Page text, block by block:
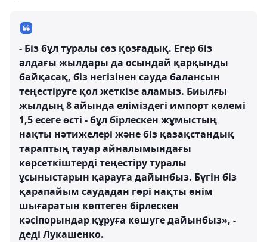
- Біз бұл туралы сөз қозғадық. Егер біз
алдағы жылдары да осындай қарқынды
байқасақ, біз негізінен сауда балансын
теңестіруге қол жеткізе аламыз. Биылғы
жылдың 8 айында еліміздегі импорт көлемі
1,5 есеге өсті - бұл бірлескен жұмыстың
нақты нәтижелері және біз қазақстандық
тараптың тауар айналымындағы
көрсеткіштерді теңестіру туралы
ұсыныстарын қарауға дайынбыз. Бүгін біз
қарапайым саудадан гөрі нақты өнім
шығаратын көптеген бірлескен
кәсіпорындар құруға көшуге дайынбыз», -
деді Лукашенко.